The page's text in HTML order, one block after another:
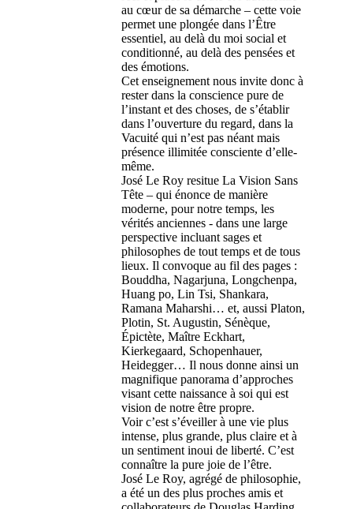
au cœur de sa démarche – cette voie
permet une plongée dans l’Être
essentiel, au delà du moi social et
conditionné, au delà des pensées et
des émotions.
Cet enseignement nous invite donc à
rester dans la conscience pure de
l’instant et des choses, de s’établir
dans l’ouverture du regard, dans la
Vacuité qui n’est pas néant mais
présence illimitée consciente d’elle-
même.
José Le Roy resitue La Vision Sans
Tête – qui énonce de manière
moderne, pour notre temps, les
vérités anciennes - dans une large
perspective incluant sages et
philosophes de tout temps et de tous
lieux. Il convoque au fil des pages :
Bouddha, Nagarjuna, Longchenpa,
Huang po, Lin Tsi, Shankara,
Ramana Maharshi… et, aussi Platon,
Plotin, St. Augustin, Sénèque,
Épictète, Maître Eckhart,
Kierkegaard, Schopenhauer,
Heidegger… Il nous donne ainsi un
magnifique panorama d’approches
visant cette naissance à soi qui est
vision de notre être propre.
Voir c’est s’éveiller à une vie plus
intense, plus grande, plus claire et à
un sentiment inoui de liberté. C’est
connaître la pure joie de l’être.
José Le Roy, agrégé de philosophie,
a été un des plus proches amis et